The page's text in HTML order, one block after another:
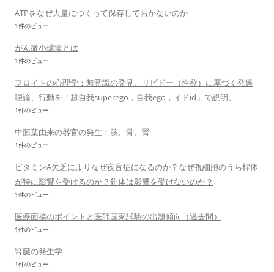
ATPをなぜ大量につくって保存しておかないのか
1件のビュー
がん微小環境とは
1件のビュー
フロイトの心理学：無意識の発見、リビドー（性欲）に基づく発達
理論、行動を「超自我superego，自我ego，イドid」で説明。
1件のビュー
中胚葉由来の器官の発生：筋、骨、腎
1件のビュー
ビタミンA欠乏によりなぜ夜盲症になるのか？なぜ視細胞のうち桿体
が特に影響を受けるのか？錐体は影響を受けないのか？
1件のビュー
医療面接のポイントと医師国家試験の出題傾向（過去問）
1件のビュー
腎臓の発生学
1件のビュー